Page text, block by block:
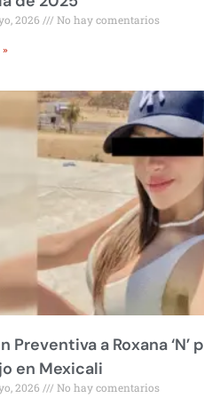
2026 No hay comentarios
»
Preventiva a Roxana ‘N’
en Mexicali
2026 No hay comentarios